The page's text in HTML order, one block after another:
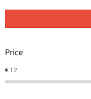
s
r
i
n
Price
€12